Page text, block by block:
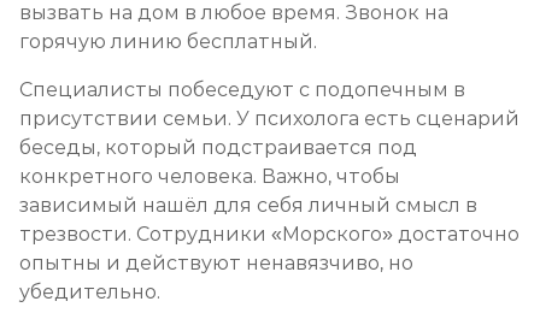
вызвать на дом в любое время. Звонок на
горячую линию бесплатный.
Специалисты побеседуют с подопечным в
присутствии семьи. У психолога есть сценарий
беседы, который подстраивается под
конкретного человека. Важно, чтобы
зависимый нашёл для себя личный смысл в
трезвости. Сотрудники «Морского» достаточно
опытны и действуют ненавязчиво, но
убедительно.